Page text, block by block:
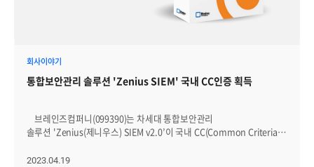
회사이야기
통합보안관리 솔루션 'Zenius SIEM' 국내 CC인증 획득
솔루션 'Zenius(제니우스) SIEM v2.0’이 국내 CC(Common Criteria)
밝혔다. 국내 CC인증은 IT보안인증사무국이 IT 제품의
2023.04.19